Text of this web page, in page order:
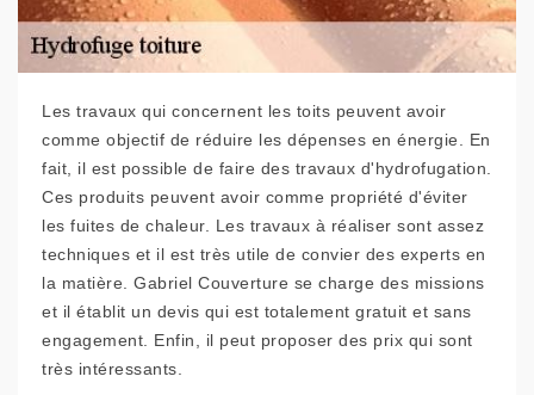
Les travaux qui concernent les toits peuvent avoir
comme objectif de réduire les dépenses en énergie. En
fait, il est possible de faire des travaux d'hydrofugation.
Ces produits peuvent avoir comme propriété d'éviter
les fuites de chaleur. Les travaux à réaliser sont assez
techniques et il est très utile de convier des experts en
la matière. Gabriel Couverture se charge des missions
et il établit un devis qui est totalement gratuit et sans
engagement. Enfin, il peut proposer des prix qui sont
très intéressants.